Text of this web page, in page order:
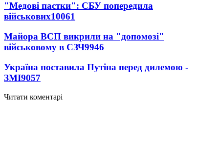
"Медові пастки": СБУ попередила
військових10061
Майора ВСП викрили на "допомозі"
військовому в СЗЧ9946
Україна поставила Путіна перед дилемою -
ЗМІ9057
Читати коментарі